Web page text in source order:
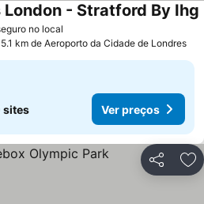
no local
London - Stratford By Ihg
km de Aeroporto da Cidade de Londres
sites Ver preços
Partilhar